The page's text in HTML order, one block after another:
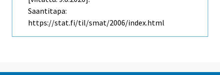
Saantitapa:
https://stat.fi/til/smat/2006/index.html